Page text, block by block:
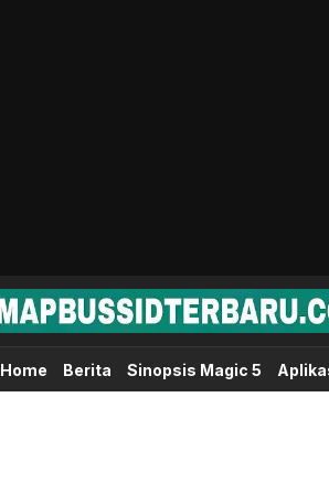
Map Bussid Terbaru
MapBussidTerbaru.com | Pusat
Home Berita Sinopsis Magic 5